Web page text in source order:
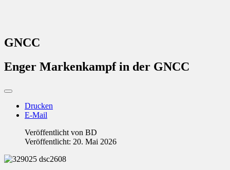
GNCC
Enger Markenkampf in der GNCC
Drucken
E-Mail
Veröffentlicht von BD
Veröffentlicht: 20. Mai 2026